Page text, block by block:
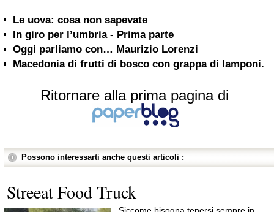
Le uova: cosa non sapevate
In giro per l’umbria - Prima parte
Oggi parliamo con… Maurizio Lorenzi
Macedonia di frutti di bosco con grappa di lamponi.
Ritornare alla prima pagina di
Possono interessarti anche questi articoli :
Streeat Food Truck